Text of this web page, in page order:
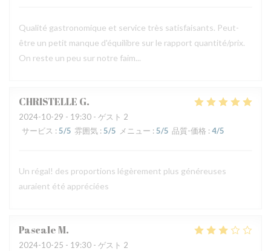
Qualité gastronomique et service très satisfaisants. Peut-
être un petit manque d'équilibre sur le rapport quantité/prix.
On reste un peu sur notre faim...
CHRISTELLE G
2024-10-29 - 19:30 - ゲスト 2
サービス : 5/5 雰囲気 : 5/5 メニュー : 5/5 品質-価格 : 4/5
Un régal! des proportions légèrement plus généreuses
auraient été appréciées
PascaleM
2024-10-25 - 19:30 - ゲスト 2